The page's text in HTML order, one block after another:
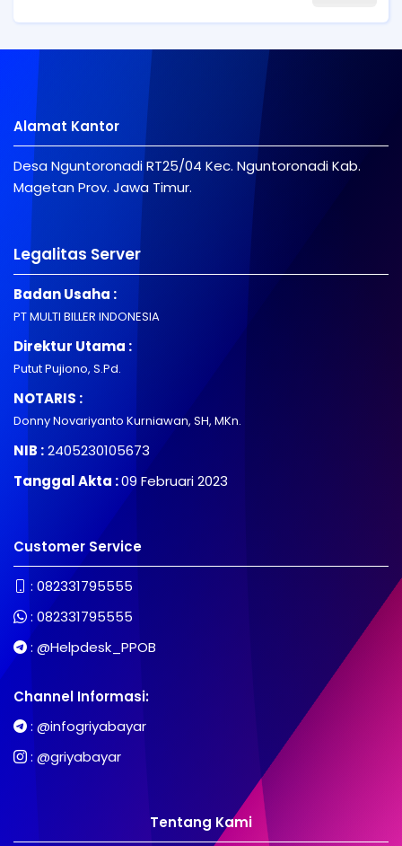
Alamat Kantor
Desa Nguntoronadi RT25/04 Kec. Nguntoronadi Kab.
Magetan Prov. Jawa Timur.
Legalitas Server
Badan Usaha :
PT MULTI BILLER INDONESIA
Direktur Utama :
Putut Pujiono, S.Pd.
NOTARIS :
Donny Novariyanto Kurniawan, SH, MKn.
NIB :2405230105673
Tanggal Akta :09 Februari 2023
Customer Service
: 082331795555
: 082331795555
: @Helpdesk_PPOB
Channel Informasi:
: @infogriyabayar
: @griyabayar
Tentang Kami